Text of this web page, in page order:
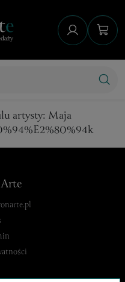
artysty: Maja